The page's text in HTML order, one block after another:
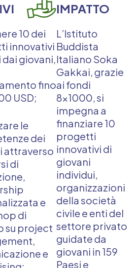
10 dei
innovativi
giovani,
fino
USD;
le
dei
attraverso
di
e
di
su project
e
IMPATTO
L’Istituto
Buddista
Italiano Soka
Gakkai, grazie
ai fondi
8×1000, si
impegna a
finanziare 10
progetti
innovativi di
giovani
individui,
organizzazioni
della società
civile e enti del
settore privato
guidate da
giovani in 159
Paesi e